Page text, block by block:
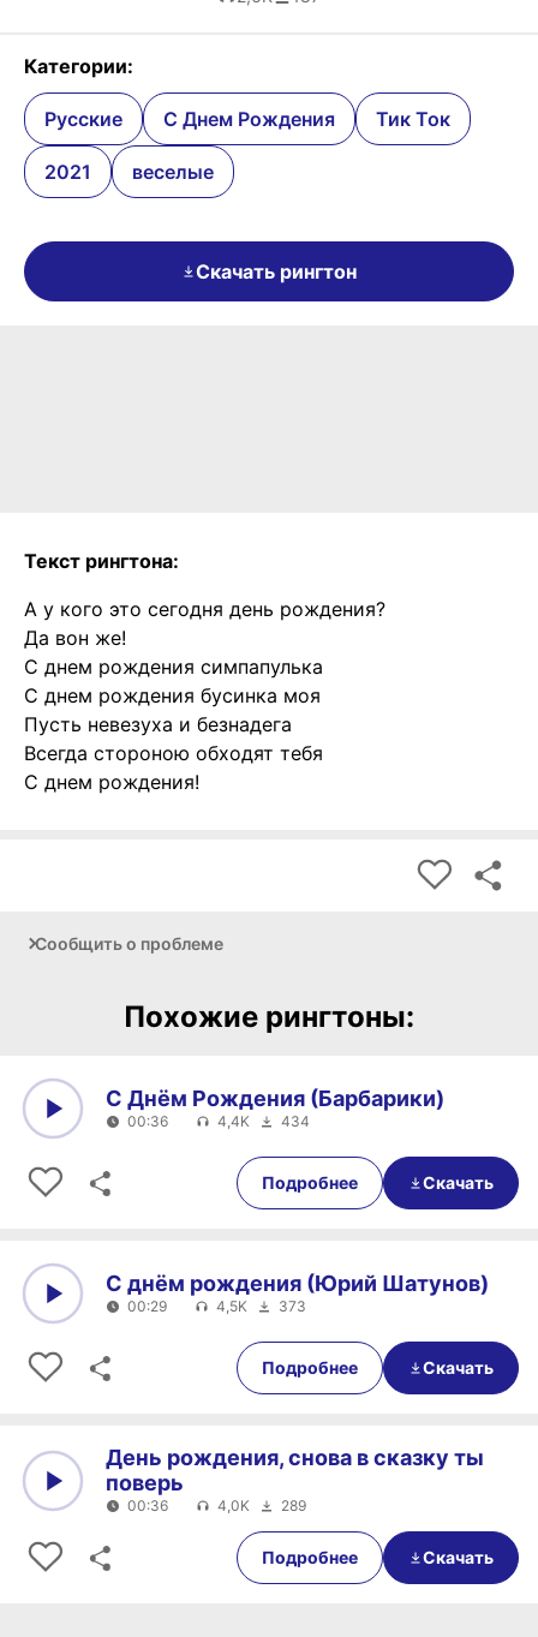
Категории:
Русские С Днем Рождения Тик Ток
2021 веселые
Скачать рингтон
Текст рингтона:
А у кого это сегодня день рождения?
Да вон же!
С днем рождения симпапулька
С днем рождения бусинка моя
Пусть невезуха и безнадега
Всегда стороною обходят тебя
С днем рождения!
Сообщить о проблеме
Похожие рингтоны:
00:36
С Днём Рождения (Барбарики)
00:36 4,4K 434
Подробнее Скачать
00:29
С днём рождения (Юрий Шатунов)
00:29 4,5K 373
Подробнее Скачать
00:36
День рождения, снова в сказку ты
поверь
00:36 4,0K 289
Подробнее Скачать